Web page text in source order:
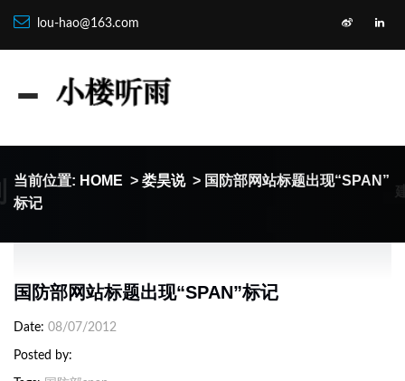
lou-hao@163.com
当前位置: HOME > 娄昊说 > 国防部网站标题出现“SPAN”
标记
国防部网站标题出现“SPAN”标记
Date 08/07/2012
Posted by